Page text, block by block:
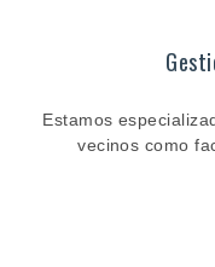
Estamos
vecinos como